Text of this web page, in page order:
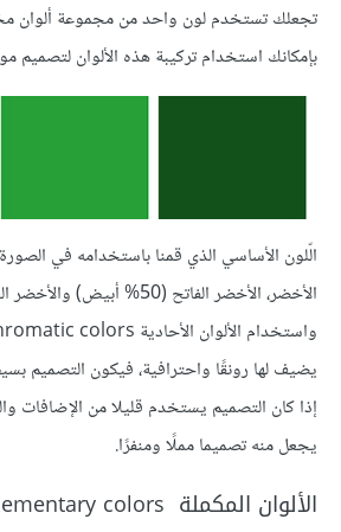
تجعلك تستخدم لون واحد من مجموعة ألوان
بإمكانك استخدام تركيبة هذه الألوان لتصميم
الّلون الأساسي الذي قمنا باستخدامه في
يضيف لها رونقًا واحترافية، فيكون التصميم
إذا كان التصميم يستخدم قليلا من الإضافات
يجعل منه تصميما مملًا ومنفرًا.
الألوان المكملة Complementary colors